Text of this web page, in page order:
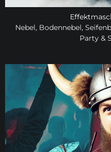
Nebel, Bodennebel,
Party &